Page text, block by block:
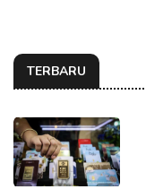
TERBARU